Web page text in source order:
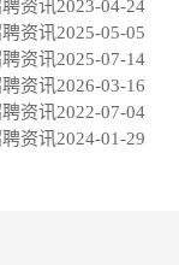
资讯2023-04-24
资讯2025-05-05
资讯2025-07-14
资讯2026-03-16
资讯2022-07-04
资讯2024-01-29